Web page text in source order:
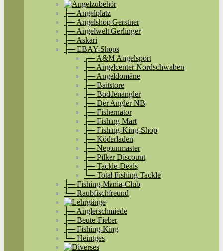
├─ Angelplatz
├─ Angelshop Gerstner
├─ Angelwelt Gerlinger
├─ Askari
├─ EBAY-Shops
┌─ A&M Angelsport
├─ Angelcenter Nordschwaben
├─ Angeldomäne
├─ Baitstore
├─ Boddenangler
├─ Der Angler NB
├─ Fishernator
├─ Fishing Mart
├─ Fishing-King-Shop
├─ Köderladen
├─ Neptunmaster
├─ Pilker Discount
├─ Tackle-Deals
└─ Total Fishing Tackle
├─ Fishing-Mania-Club
└─ Raubfischfreund
├─ Anglerschmiede
├─ Beute-Fieber
├─ Fishing-King
└─ Heintges